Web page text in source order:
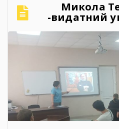
Микола
-видатний